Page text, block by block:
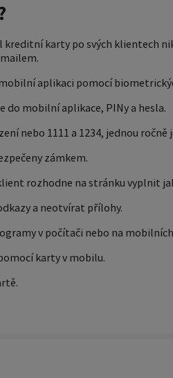
karty po svých klientech
aplikaci pomocí
do mobilní aplikace, PINy a hesla.
nebo 1111 a 1234, jednou ročně
zámkem.
rozhodne na stránku vyplnit
a neotvírat přílohy.
v počítači nebo na
karty v mobilu.